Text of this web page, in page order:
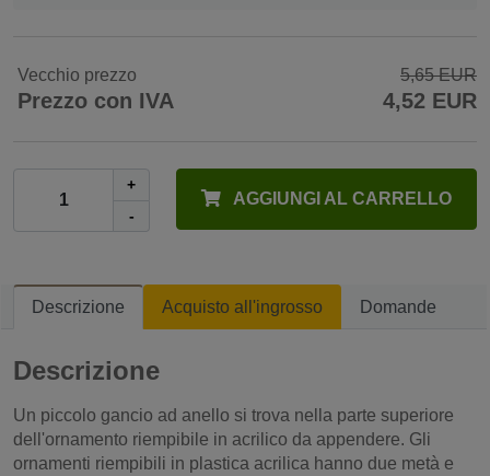
Vecchio prezzo 5,65 EUR
Prezzo con IVA 4,52 EUR
+
-
AGGIUNGI AL CARRELLO
Descrizione Acquisto all'ingrosso Domande
Descrizione
Un piccolo gancio ad anello si trova nella parte superiore
dell'ornamento riempibile in acrilico da appendere. Gli
ornamenti riempibili in plastica acrilica hanno due metà e